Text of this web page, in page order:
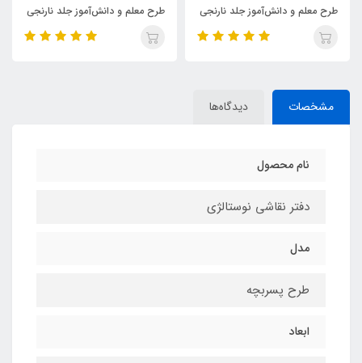
و دانش‌آموز جلد نارنجی
طرح معلم و دانش‌آموز جلد نارنجی
طرح معلم
مشخصات دیدگاه‌ها
نام محصول
دفتر نقاشی نوستالژی
مدل
طرح پسربچه
ابعاد